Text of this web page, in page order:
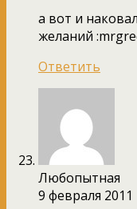
а вот и
желаний
Ответить
Любопытная
9 февраля 2011